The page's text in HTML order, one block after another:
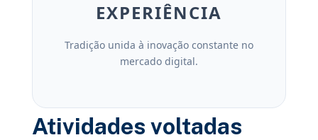
EXPERIÊNCIA
Tradição unida à inovação constante no
mercado digital.
Atividades voltadas